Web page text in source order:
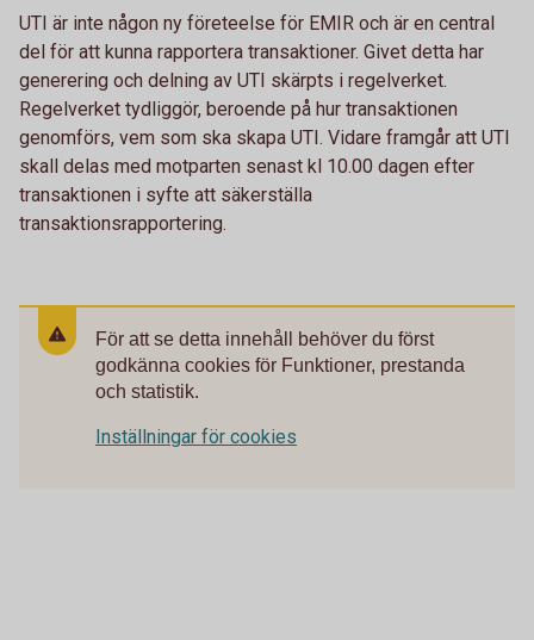
UTI är inte någon ny företeelse för EMIR och är en central
del för att kunna rapportera transaktioner. Givet detta har
generering och delning av UTI skärpts i regelverket.
Regelverket tydliggör, beroende på hur transaktionen
genomförs, vem som ska skapa UTI. Vidare framgår att UTI
skall delas med motparten senast kl 10.00 dagen efter
transaktionen i syfte att säkerställa
transaktionsrapportering.
För att se detta innehåll behöver du först
godkänna cookies för Funktioner, prestanda
och statistik.
Inställningar för cookies